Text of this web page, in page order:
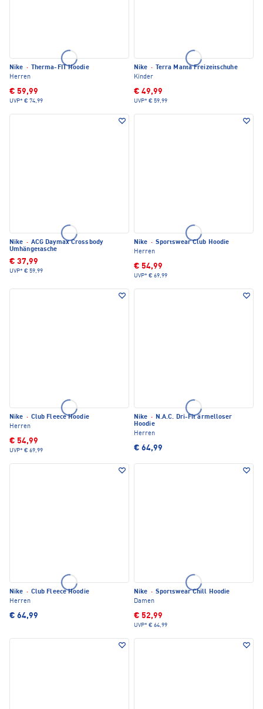
Nike ·
Therma-FIT Hoodie
Herren
€ 59,99
UVP* € 74,99
Nike ·
Terra Manta Freizeitschuhe
Kinder
€ 49,99
UVP* € 59,99
Nike · ACG Daymax Crossbody
Umhängetasche
€ 37,99
UVP* € 59,99
Nike · Sportswear Club Hoodie
Herren
€ 54,99
UVP* € 69,99
Nike · Club Fleece Hoodie
Herren
€ 54,99
UVP* € 69,99
Nike · N.A.C. Dri-Fit ärmelloser
Hoodie
Herren
€ 64,99
Nike · Club Fleece Hoodie
Herren
€ 64,99
Nike · Sportswear Chill Hoodie
Damen
€ 52,99
UVP* € 64,99